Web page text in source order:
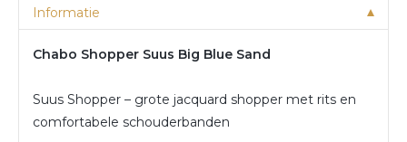
Informatie
Chabo Shopper Suus Big Blue Sand
Suus Shopper – grote jacquard shopper met rits en
comfortabele schouderbanden